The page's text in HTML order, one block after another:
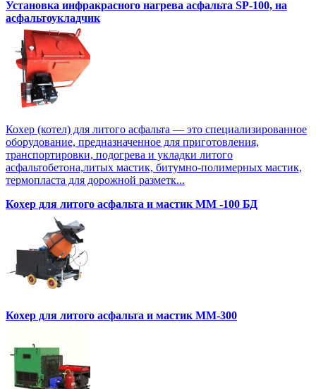
Установка инфракрасного нагрева асфальта SP-100, на
асфальтоукладчик
Кохер (котел) для литого асфальта — это специализированное
оборудование, предназначенное для приготовления,
транспортировки, подогрева и укладки литого
асфальтобетона,литых мастик, битумно-полимерных мастик,
термопласта для дорожной разметк...
Кохер для литого асфальта и мастик MM -100 БД
Кохер для литого асфальта и мастик MM-300